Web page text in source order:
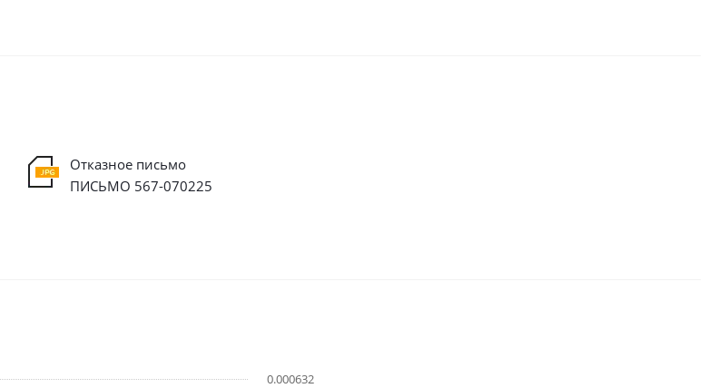
Отказное письмо
ПИСЬМО 567-070225
0.000632